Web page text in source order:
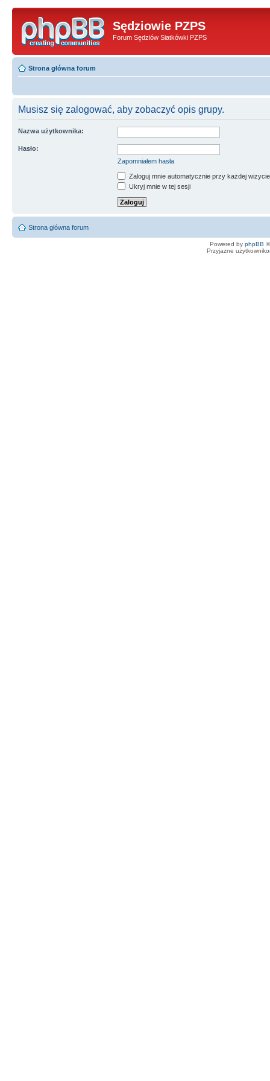
Sędziowie PZPS
Forum Sędziów Siatkówki PZPS
Strona główna forum
Musisz się zalogować, aby zobaczyć opis grupy.
Nazwa użytkownika:
Hasło:
Zapomniałem hasła
Zaloguj mnie automatycznie przy każdej wizycie
Ukryj mnie w tej sesji
Strona główna forum
Powered by phpBB
Przyjazne